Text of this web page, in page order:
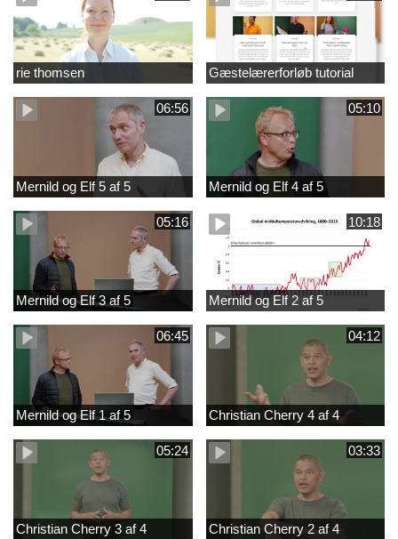
rie thomsen Gæstelærerforløb tutorial
06:56
Mernild og Elf 5 af 5
05:10
Mernild og Elf 4 af 5
05:16
Mernild og Elf 3 af 5
10:18
Mernild og Elf 2 af 5
06:45
Mernild og Elf 1 af 5
04:12
Christian Cherry 4 af 4
05:24
Christian Cherry 3 af 4
03:33
Christian Cherry 2 af 4